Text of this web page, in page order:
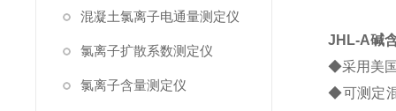
混凝土氯离子电通量测定仪
氯离子扩散系数测定仪
氯离子含量测定仪
JHL-A碱
◆采用美
◆可测定